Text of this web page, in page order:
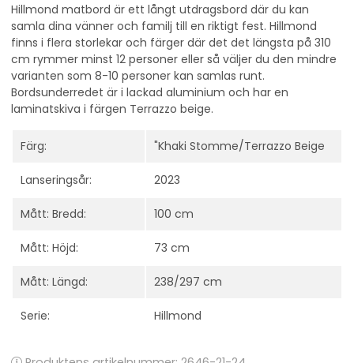
Hillmond matbord är ett långt utdragsbord där du kan
samla dina vänner och familj till en riktigt fest. Hillmond
finns i flera storlekar och färger där det det längsta på 310
cm rymmer minst 12 personer eller så väljer du den mindre
varianten som 8-10 personer kan samlas runt.
Bordsunderredet är i lackad aluminium och har en
laminatskiva i färgen Terrazzo beige.
Färg: "Khaki Stomme/Terrazzo Beige
Lanseringsår: 2023
Mått: Bredd: 100 cm
Mått: Höjd: 73 cm
Mått: Längd: 238/297 cm
Serie: Hillmond